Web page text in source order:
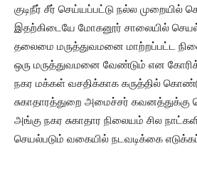
குடிநீர் சீர் செய்யப்பட்டு நல்ல முறையில்
இதற்கிடையே மோகனூர் சாலையில்
தலைமை மருத்துவமனை மாற்றப்பட்ட
ஒரு மருத்துவமனை வேண்டும் என
நகர மக்கள் வசதிக்காக கருத்தில்
சுகாதாரத்துறை அமைச்சர்
அங்கு நகர சுகாதார நிலையம் சில
செயல்படும் வகையில் நடவடிக்கை